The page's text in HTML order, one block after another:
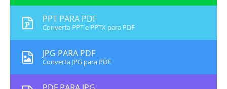
PPT PARA PDF
Converta PPT e PPTX para PDF
JPG PARA PDF
Converta JPG para PDF